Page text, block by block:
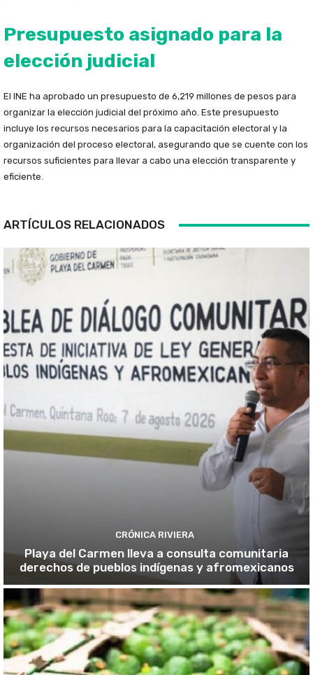
Presupuesto asignado para la
elección judicial
El INE ha aprobado un presupuesto de 6,219 millones de pesos para
organizar la elección judicial del próximo año. Este presupuesto
incluye los recursos necesarios para la capacitación electoral y la
organización del proceso electoral, asegurando que se cuente con los
recursos suficientes para llevar a cabo una elección transparente y
eficiente.
ARTÍCULOS RELACIONADOS
CRÓNICA RIVIERA
Playa del Carmen lleva a consulta comunitaria
derechos de pueblos indígenas y afromexicanos